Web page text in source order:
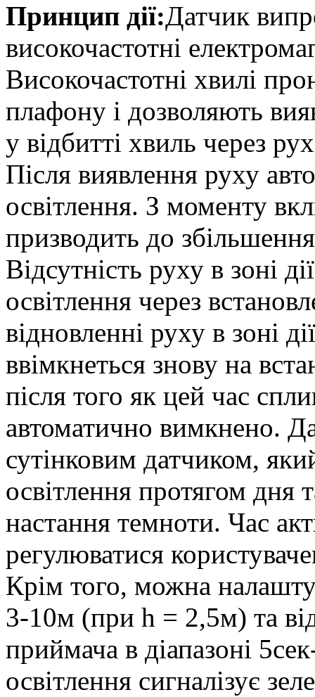
Принцип дії:Датчик
високочастотні
Високочастотні хвилі
плафону і дозволяють
у відбитті хвиль через
Після виявлення руху
освітлення. З моменту
призводить до
Відсутність руху в зоні
освітлення через
відновленні руху в зоні
ввімкнеться знову на
після того як цей час
автоматично вимкнено.
сутінковим датчиком,
освітлення протягом дня
настання темноти. Час
регулюватися
Крім того, можна
3-10м (при h = 2,5м) та
приймача в діапазоні
освітлення сигналізує